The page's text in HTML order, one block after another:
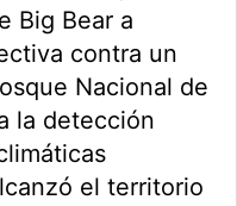
Big Bear a
contra un
Nacional de
la detección
el territorio